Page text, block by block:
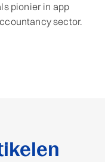
pionier in app
sector.